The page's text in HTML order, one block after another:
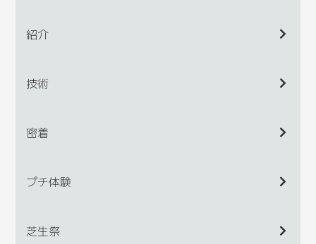
紹介
技術
密着
プチ体験
芝生祭